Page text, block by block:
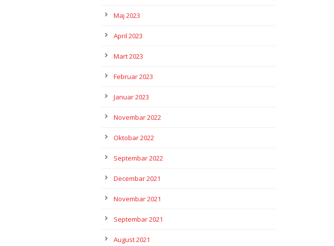
Maj 2023
April 2023
Mart 2023
Februar 2023
Januar 2023
Novembar 2022
Oktobar 2022
Septembar 2022
Decembar 2021
Novembar 2021
Septembar 2021
August 2021